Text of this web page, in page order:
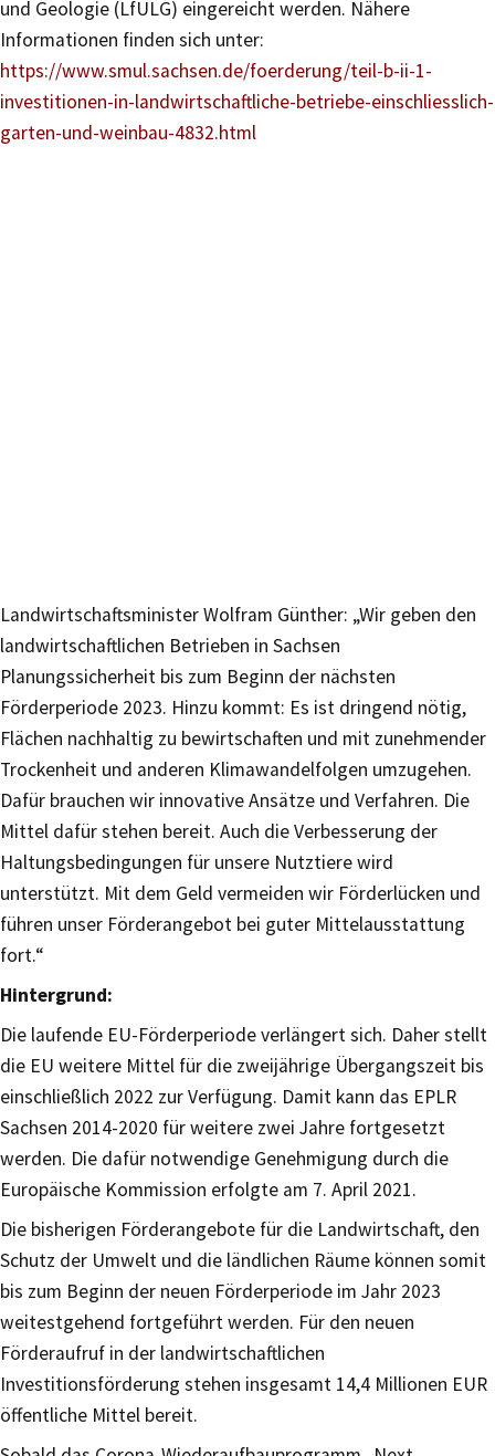
und Geologie (LfULG) eingereicht werden. Nähere
Informationen finden sich unter:
https://www.smul.sachsen.de/foerderung/teil-b-ii-1-
investitionen-in-landwirtschaftliche-betriebe-einschliesslich-
garten-und-weinbau-4832.html
Landwirtschaftsminister Wolfram Günther: „Wir geben den
landwirtschaftlichen Betrieben in Sachsen
Planungssicherheit bis zum Beginn der nächsten
Förderperiode 2023. Hinzu kommt: Es ist dringend nötig,
Flächen nachhaltig zu bewirtschaften und mit zunehmender
Trockenheit und anderen Klimawandelfolgen umzugehen.
Dafür brauchen wir innovative Ansätze und Verfahren. Die
Mittel dafür stehen bereit. Auch die Verbesserung der
Haltungsbedingungen für unsere Nutztiere wird
unterstützt. Mit dem Geld vermeiden wir Förderlücken und
führen unser Förderangebot bei guter Mittelausstattung
fort.“
Hintergrund:
Die laufende EU-Förderperiode verlängert sich. Daher stellt
die EU weitere Mittel für die zweijährige Übergangszeit bis
einschließlich 2022 zur Verfügung. Damit kann das EPLR
Sachsen 2014-2020 für weitere zwei Jahre fortgesetzt
werden. Die dafür notwendige Genehmigung durch die
Europäische Kommission erfolgte am 7. April 2021.
Die bisherigen Förderangebote für die Landwirtschaft, den
Schutz der Umwelt und die ländlichen Räume können somit
bis zum Beginn der neuen Förderperiode im Jahr 2023
weitestgehend fortgeführt werden. Für den neuen
Förderaufruf in der landwirtschaftlichen
Investitionsförderung stehen insgesamt 14,4 Millionen EUR
öffentliche Mittel bereit.